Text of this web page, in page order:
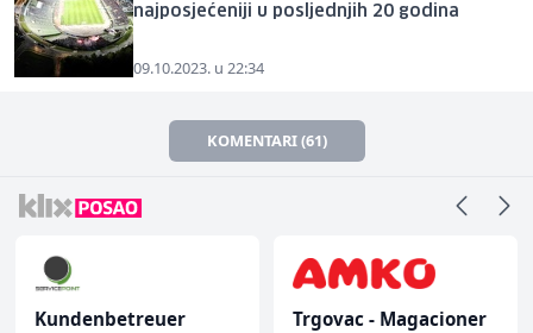
najposjećeniji u posljednjih 20 godina
09.10.2023. u 22:34
KOMENTARI (61)
Kundenbetreuer
Trgovac - Magacioner